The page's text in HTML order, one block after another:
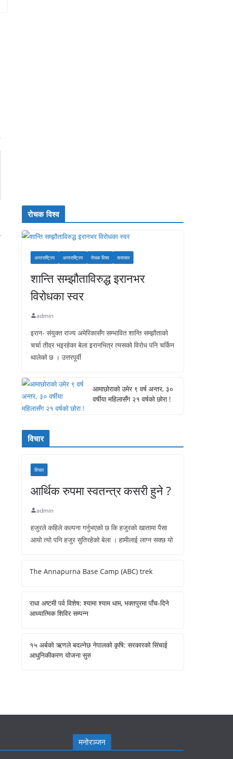
रोचक विश्व
अन्तराष्ट्रिय अन्तराष्ट्रिय रोचक विश्व समाचार
शान्ति सम्झौताविरुद्ध इरानभर
विरोधका स्वर
admin
इरान- संयुक्त राज्य अमेरिकासँग सम्भावित शान्ति सम्झौताको
चर्चा तीव्र भइरहेका बेला इरानभित्र त्यसको विरोध पनि चर्किन
थालेको छ । उत्तरपूर्वी
आमाछोराको उमेर ९ वर्ष अन्तर, ३०
वर्षीया महिलासँग २१ वर्षको छोरा !
विचार
विचार
आर्थिक रुपमा स्वतन्त्र कसरी हुने ?
admin
हजुरले कहिले कल्पना गर्नुभएको छ कि हजुरको खातामा पैसा
आयो त्यो पनि हजुर सुतिरहेको बेला । हामीलाई लाग्न सक्छ यो
The Annapurna Base Camp (ABC) trek
राधा अष्टमी पर्व विशेष: श्यामा श्याम धाम, भक्तपुरमा पाँच-दिने
आध्यात्मिक शिविर सम्पन्न
१५ अर्बको ऋणले बदल्नेछ नेपालको कृषि: सरकारको सिंचाई
आधुनिकीकरण योजना सुरु
मनोरञ्जन